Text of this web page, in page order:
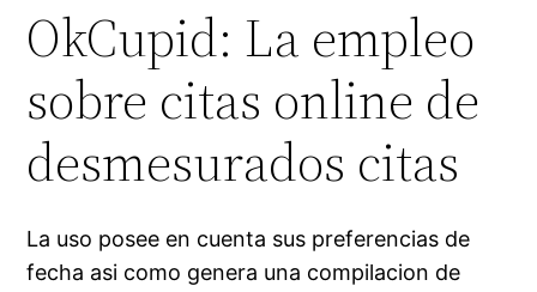
OkCupid: La empleo
sobre citas online de
desmesurados citas
La uso posee en cuenta sus preferencias de
fecha asi­ como genera una compilacion de